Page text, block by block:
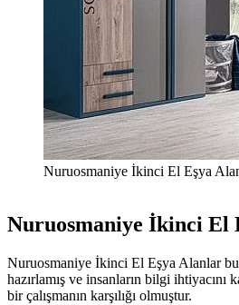
Nuruosmaniye İkinci El Eşya
Nuruosmaniye İkinci El
Nuruosmaniye İkinci El Eşya Alanlar bu
hazırlamış ve insanların bilgi ihtiyacını
bir çalışmanın karşılığı olmuştur.